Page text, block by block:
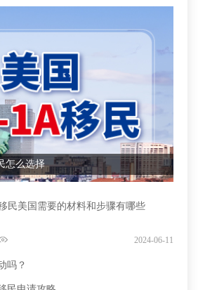
怎么选择
民美国需要的材料和步骤有哪些
2024-06-11
吗？